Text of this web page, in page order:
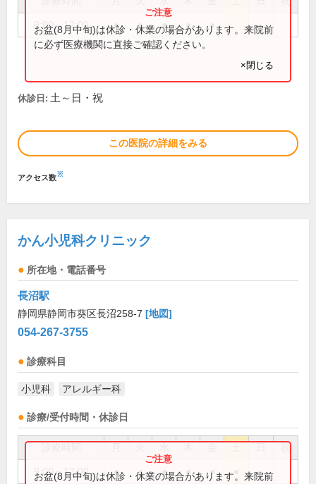
9:00～12:00 ● ● ● ● ●
お盆(8月中旬)は休診・休業の場合があります。来院前
に必ず医療機関に直接ご確認ください。
×閉じる
休診日: 土～日・祝
この医院の詳細をみる
アクセス数※
かん小児科クリニック
所在地・電話番号
長沼駅
静岡県静岡市葵区長沼258-7 [地図]
054-267-3755
診療科目
小児科 アレルギー科
診療/受付時間・休診日
祝
9:00～12:00 ● ● ● ● ●
お盆(8月中旬)は休診・休業の場合があります。来院前